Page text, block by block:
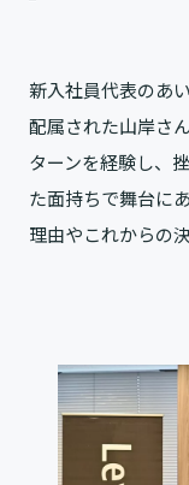
新入社員代表のあ
配属された山岸さ
ターンを経験し、
た面持ちで舞台に
理由やこれからの